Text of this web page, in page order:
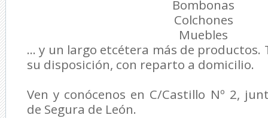
Bombonas
Colchones
Muebles
... y un largo etcétera más de productos.
su disposición, con reparto a domicilio.
Ven y conócenos en C/Castillo Nº 2,
de Segura de León.